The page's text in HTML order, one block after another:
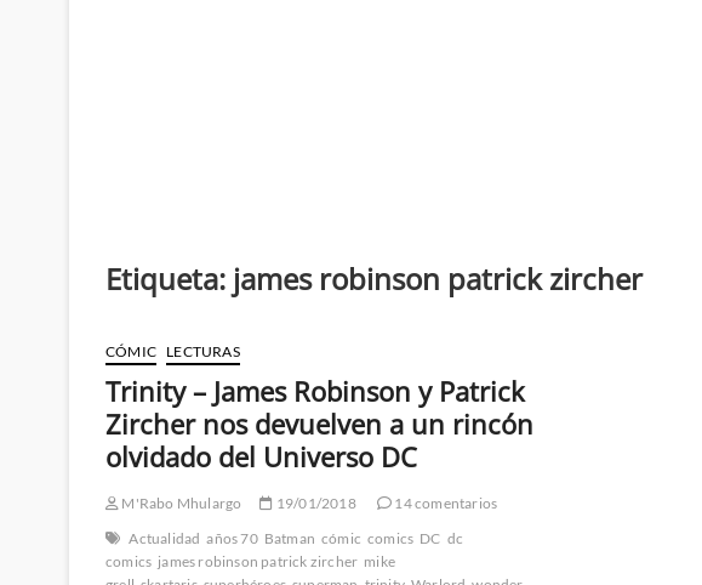
Etiqueta: james robinson patrick zircher
CÓMIC LECTURAS
Trinity – James Robinson y Patrick
Zircher nos devuelven a un rincón
olvidado del Universo DC
M'Rabo Mhulargo 19/01/2018
14 comentarios
Actualidad años 70 Batman cómic comics DC dc
comics james robinson patrick zircher mike